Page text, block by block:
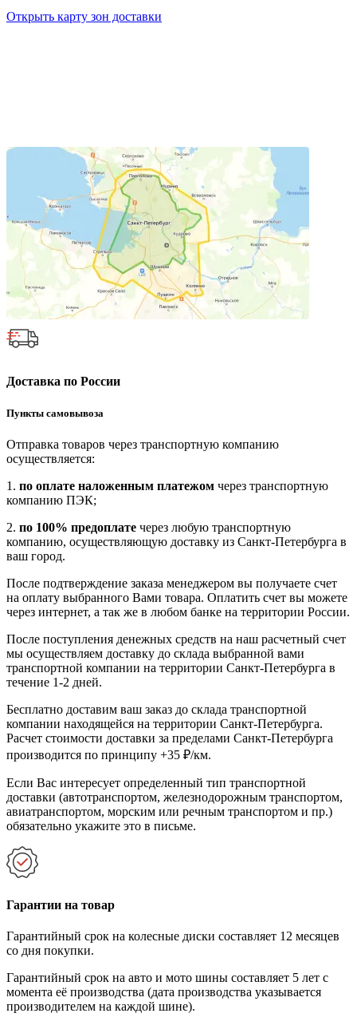
Открыть карту зон доставки
Доставка по России
Пункты самовывоза
Отправка товаров через транспортную компанию
осуществляется:
1. по оплате наложенным платежом через транспортную
компанию ПЭК;
2. по 100% предоплате через любую транспортную
компанию, осуществляющую доставку из Санкт-Петербурга в
ваш город.
После подтверждение заказа менеджером вы получаете счет
на оплату выбранного Вами товара. Оплатить счет вы можете
через интернет, а так же в любом банке на территории России.
После поступления денежных средств на наш расчетный счет
мы осуществляем доставку до склада выбранной вами
транспортной компании на территории Санкт-Петербурга в
течение 1-2 дней.
Бесплатно доставим ваш заказ до склада транспортной
компании находящейся на территории Санкт-Петербурга.
Расчет стоимости доставки за пределами Санкт-Петербурга
производится по принципу +35 ₽/км.
Если Вас интересует определенный тип транспортной
доставки (автотранспортом, железнодорожным транспортом,
авиатранспортом, морским или речным транспортом и пр.)
обязательно укажите это в письме.
Гарантии на товар
Гарантийный срок на колесные диски составляет 12 месяцев
со дня покупки.
Гарантийный срок на авто и мото шины составляет 5 лет с
момента её производства (дата производства указывается
производителем на каждой шине).